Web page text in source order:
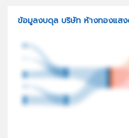
ข้อมูลงบดุล บริษัท ห้างทองแส